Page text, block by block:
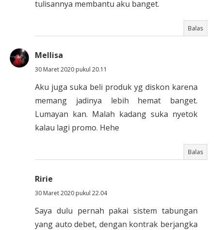
tulisannya membantu aku banget.
Balas
Mellisa
30 Maret 2020 pukul 20.11
Aku juga suka beli produk yg diskon karena
memang jadinya lebih hemat banget.
Lumayan kan. Malah kadang suka nyetok
kalau lagi promo. Hehe
Balas
Ririe
30 Maret 2020 pukul 22.04
Saya dulu pernah pakai sistem tabungan
yang auto debet, dengan kontrak berjangka